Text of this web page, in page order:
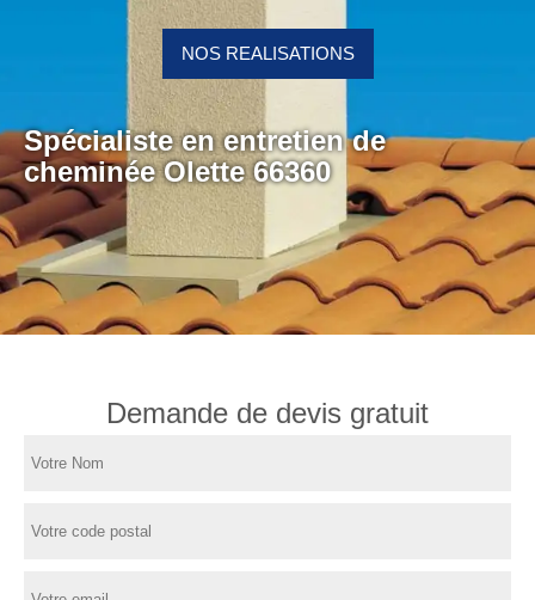
Spécialiste en entretien de
cheminée Olette 66360
NOS REALISATIONS
Demande de devis gratuit